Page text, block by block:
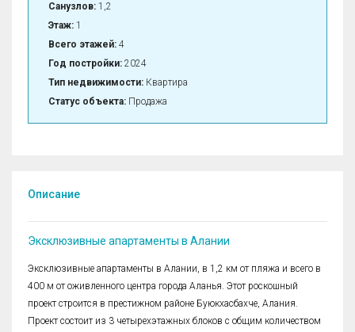
Санузлов: 1,2
Этаж: 1
Всего этажей: 4
Год постройки: 2024
Тип недвижимости: Квартира
Статус объекта: Продажа
Описание
Эксклюзивные апартаменты в Алании
Эксклюзивные апартаменты в Алании, в 1,2 км от пляжа и всего в
400 м от оживленного центра города Аланья. Этот роскошный
проект строится в престижном районе Буюкхасбахче, Алания.
Проект состоит из 3 четырехэтажных блоков с общим количеством